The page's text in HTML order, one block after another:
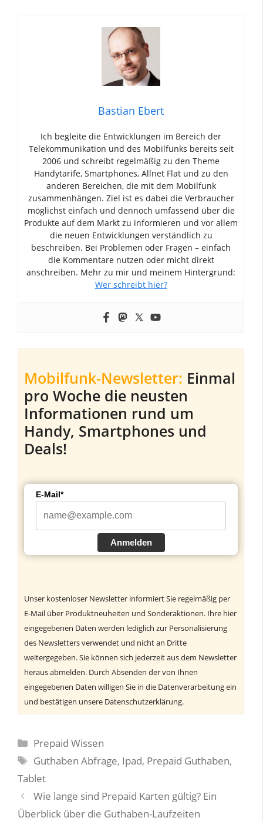
Bastian Ebert
Ich begleite die Entwicklungen im Bereich der
Telekommunikation und des Mobilfunks bereits seit
2006 und schreibt regelmäßig zu den Theme
Handytarife, Smartphones, Allnet Flat und zu den
anderen Bereichen, die mit dem Mobilfunk
zusammenhängen. Ziel ist es dabei die Verbraucher
möglichst einfach und dennoch umfassend über die
Produkte auf dem Markt zu informieren und vor allem
die neuen Entwicklungen verständlich zu
beschreiben. Bei Problemen oder Fragen – einfach
die Kommentare nutzen oder micht direkt
anschreiben. Mehr zu mir und meinem Hintergrund:
Wer schreibt hier?
Mobilfunk-Newsletter: Einmal
pro Woche die neusten
Informationen rund um
Handy, Smartphones und
Deals!
E-Mail*
Anmelden
Unser kostenloser Newsletter informiert Sie regelmäßig per
E-Mail über Produktneuheiten und Sonderaktionen. Ihre hier
eingegebenen Daten werden lediglich zur Personalisierung
des Newsletters verwendet und nicht an Dritte
weitergegeben. Sie können sich jederzeit aus dem Newsletter
heraus abmelden. Durch Absenden der von Ihnen
eingegebenen Daten willigen Sie in die Datenverarbeitung ein
und bestätigen unsere Datenschutzerklärung.
Kategorien
Prepaid Wissen
Schlagwörter
Guthaben Abfrage, Ipad, Prepaid Guthaben,
Tablet
Wie lange sind Prepaid Karten gültig? Ein
Überblick über die Guthaben-Laufzeiten